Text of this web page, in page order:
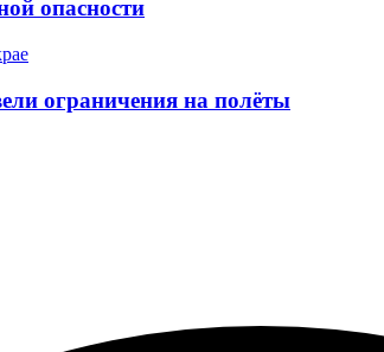
опасности
ограничения на полёты